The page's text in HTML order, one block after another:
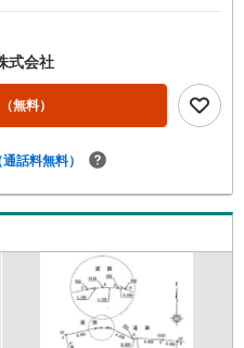
・桜町小学校 徒歩4分 ・代田
保育園 徒歩4分●家デパ 松屋
橋市・豊川市・知立市・浜松市
ア・遠州エリアの物件ならおまか
中古戸建、中古マンション、土地
中古物件をご購入の際、約70％
しております。ぜひご家族そろ
業時間 午前9時00分～午後6時30
間帯はお電話でのお問い合わせ
す。右下の電話ボタンをタッ
話ください。
式会社
（無料）
通話料無料）